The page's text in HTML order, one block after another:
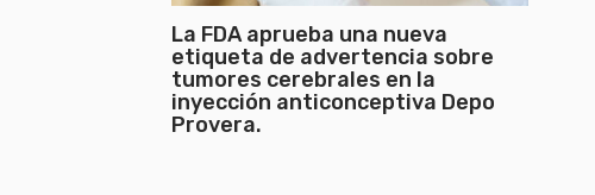
La FDA aprueba una nueva
etiqueta de advertencia sobre
tumores cerebrales en la
inyección anticonceptiva Depo
Provera.